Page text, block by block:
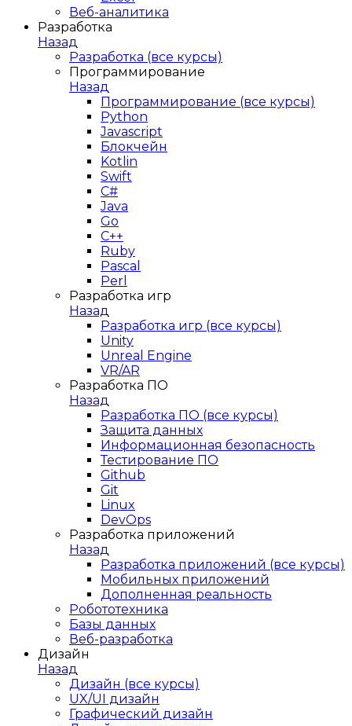
Веб-аналитика
Разработка
Назад
Разработка (все курсы)
Программирование
Назад
Программирование (все курсы)
Python
Javascript
Блокчейн
Kotlin
Swift
C#
Java
Go
C++
Ruby
Pascal
Perl
Разработка игр
Назад
Разработка игр (все курсы)
Unity
Unreal Engine
VR/AR
Разработка ПО
Назад
Разработка ПО (все курсы)
Защита данных
Информационная безопасность
Тестирование ПО
Github
Git
Linux
DevOps
Разработка приложений
Назад
Разработка приложений (все курсы)
Мобильных приложений
Дополненная реальность
Робототехника
Базы данных
Веб-разработка
Дизайн
Назад
Дизайн (все курсы)
UX/UI дизайн
Графический дизайн